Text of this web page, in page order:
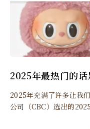
2025年最热门的话
2025年充满了许多让我
公司（CBC）选出的